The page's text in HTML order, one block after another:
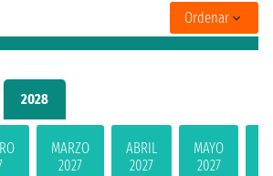
2028
MARZO
2027
ABRIL
2027
MAYO
2027
Ordenar